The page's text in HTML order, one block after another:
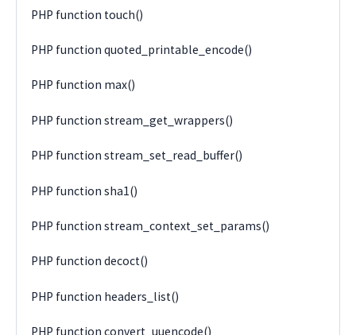
PHP function touch()
PHP function quoted_printable_encode()
PHP function max()
PHP function stream_get_wrappers()
PHP function stream_set_read_buffer()
PHP function sha1()
PHP function stream_context_set_params()
PHP function decoct()
PHP function headers_list()
PHP function convert_uuencode()